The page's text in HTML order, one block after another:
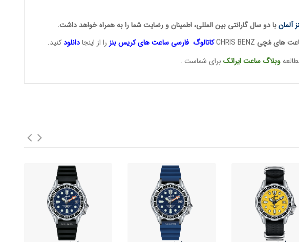
با دو سال گارانتی بین المللی، اطمینان و رضایت شما را به همراه خواهد داشت.
های مُچی کاتالوگ فارسی ساعت هایکریس بنزرا از اینجا دانلودکنید.
وبلاگ ساعت ایراتکبرای شماست .